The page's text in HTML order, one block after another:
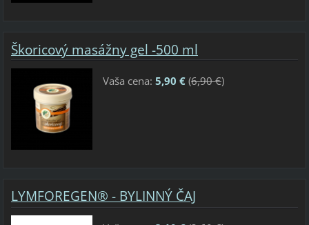
Škoricový masážny gel -500 ml
Vaša cena: 5,90 €(6,90 €)
LYMFOREGEN® - BYLINNÝ ČAJ